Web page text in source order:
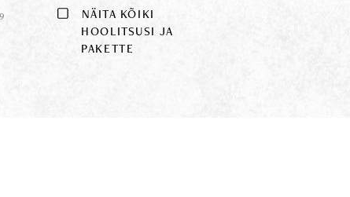
9
NÄITA KÕIKI
HOOLITSUSI JA
PAKETTE